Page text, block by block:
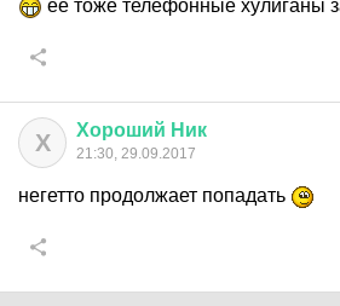
ее тоже телефонные хулиганы
Х Хороший Ник
21:30, 29.09.2017
негетто продолжает попадать